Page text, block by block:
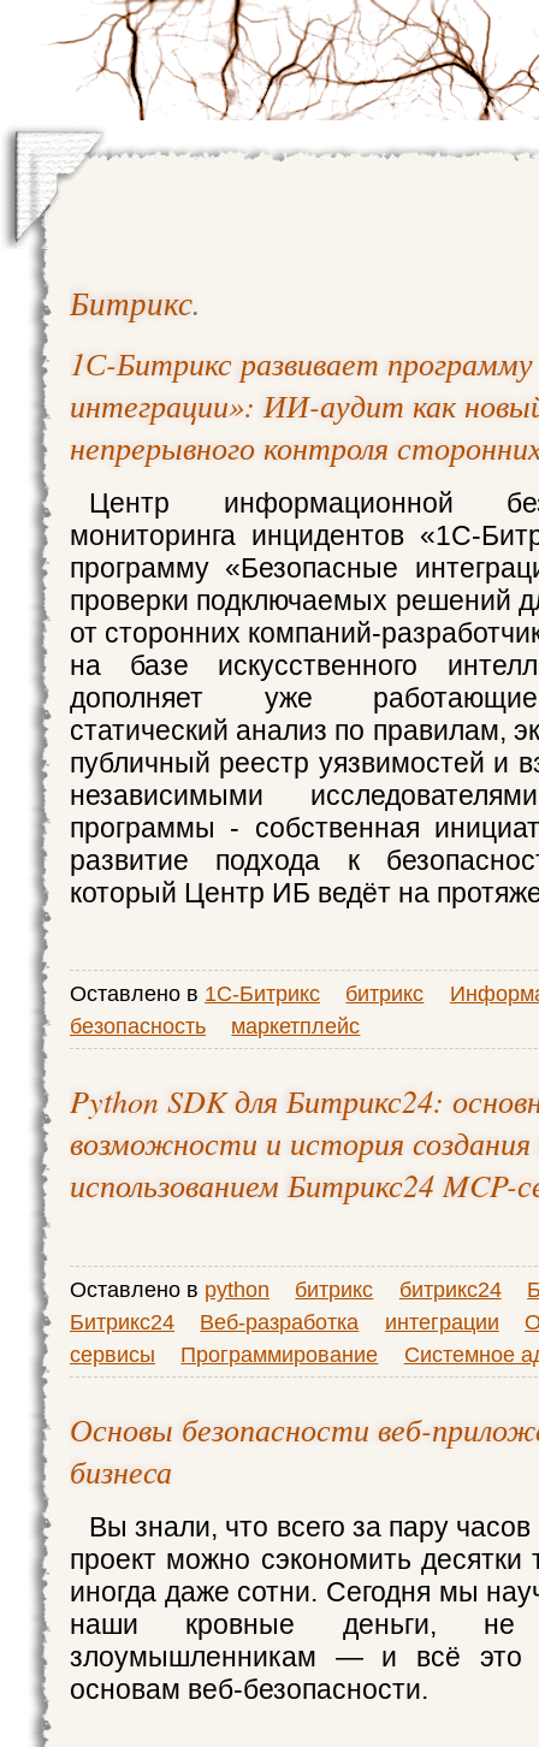
Битрикс.
1С-Битрикс развивает
интеграции»: ИИ-аудит как
непрерывного контроля
Центр информационной
мониторинга инцидентов «1С-
программу «Безопасные
проверки подключаемых решений
от сторонних компаний-
на базе искусственного
дополняет уже
статический анализ по правилам,
публичный реестр уязвимостей и
независимыми
программы - собственная
развитие подхода к
который Центр ИБ ведёт на
Оставлено в 1С-Битрикс битрикс
безопасность
маркетплейс
Python SDK для Битрикс24:
возможности и история создания
использованием Битрикс24 MCP-
Оставлено в python битрикс битрикс24
Битрикс24
Веб-разработка интеграции
сервисы
Программирование Системное
Основы безопасности веб-
бизнеса
Вы знали, что всего за пару
проект можно сэкономить
иногда даже сотни. Сегодня мы
наши кровные деньги, не
злоумышленникам — и всё это
основам веб-безопасности.